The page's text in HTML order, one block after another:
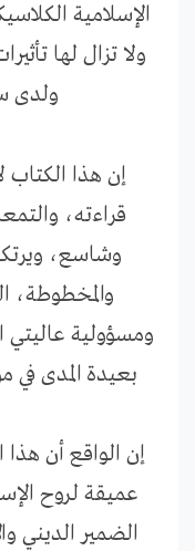
الإسلامية
ولا تزال لها
ولدى
إن هذا
قراءته،
وشاسع،
والمخطوطة،
ومسؤولية عاليتي
بعيدة المدى في
إن الواقع أن
عميقة لروح
الضمير الديني